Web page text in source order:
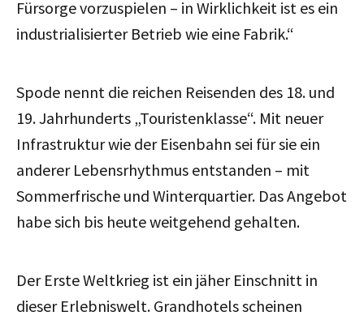
Fürsorge vorzuspielen – in Wirklichkeit ist es ein
industrialisierter Betrieb wie eine Fabrik.“
Spode nennt die reichen Reisenden des 18. und
19. Jahrhunderts „Touristenklasse“. Mit neuer
Infrastruktur wie der Eisenbahn sei für sie ein
anderer Lebensrhythmus entstanden – mit
Sommerfrische und Winterquartier. Das Angebot
habe sich bis heute weitgehend gehalten.
Der Erste Weltkrieg ist ein jäher Einschnitt in
dieser Erlebniswelt. Grandhotels scheinen